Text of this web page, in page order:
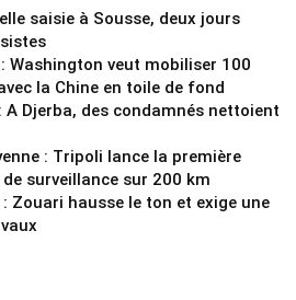
saisie à Sousse, deux jours
Washington veut mobiliser 100
la Chine en toile de fond
A Djerba, des condamnés nettoient
: Tripoli lance la première
de surveillance sur 200 km
Zouari hausse le ton et exige une